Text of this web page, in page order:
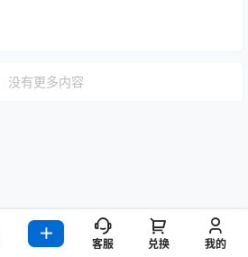
没有更多内容
客服 兑换 我的